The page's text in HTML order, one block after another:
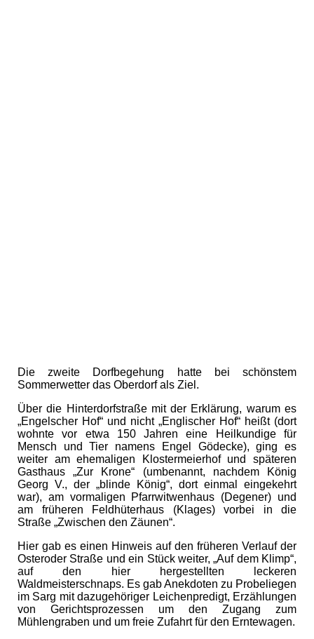
Die zweite Dorfbegehung hatte bei schönstem
Sommerwetter das Oberdorf als Ziel.
Über die Hinterdorfstraße mit der Erklärung, warum es
„Engelscher Hof“ und nicht „Englischer Hof“ heißt (dort
wohnte vor etwa 150 Jahren eine Heilkundige für
Mensch und Tier namens Engel Gödecke), ging es
weiter am ehemaligen Klostermeierhof und späteren
Gasthaus „Zur Krone“ (umbenannt, nachdem König
Georg V., der „blinde König“, dort einmal eingekehrt
war), am vormaligen Pfarrwitwenhaus (Degener) und
am früheren Feldhüterhaus (Klages) vorbei in die
Straße „Zwischen den Zäunen“.
Hier gab es einen Hinweis auf den früheren Verlauf der
Osteroder Straße und ein Stück weiter, „Auf dem Klimp“,
auf den hier hergestellten leckeren
Waldmeisterschnaps. Es gab Anekdoten zu Probeliegen
im Sarg mit dazugehöriger Leichenpredigt, Erzählungen
von Gerichtsprozessen um den Zugang zum
Mühlengraben und um freie Zufahrt für den Erntewagen.